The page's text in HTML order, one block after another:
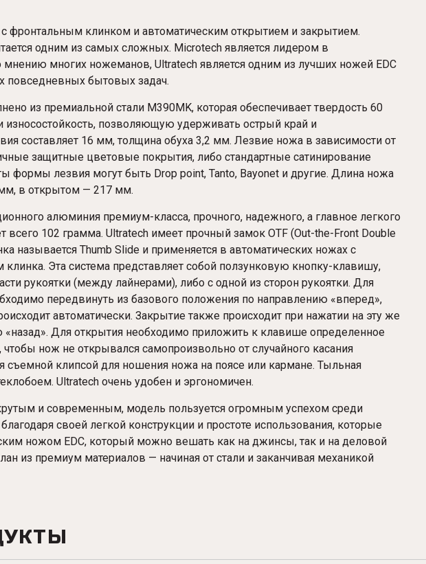
фронтальным клинком и автоматическим открытием и закрытием.
одним из самых сложных. Microtech является лидером в
мнению многих ножеманов, Ultratech является одним из лучших ножей EDC
повседневных бытовых задач.
из премиальной стали M390MK, которая обеспечивает твердость 60
позволяющую удерживать острый край и
составляет 16 мм, толщина обуха 3,2 мм. Лезвие ножа в зависимости от
защитные цветовые покрытия, либо стандартные сатинирование
формы лезвия могут быть Drop point, Tanto, Bayonet и другие. Длина ножа
в открытом — 217 мм.
алюминия премиум-класса, прочного, надежного, а главное легкого
всего 102 грамма. Ultratech имеет прочный замок OTF (Out-the-Front Double
называется Thumb Slide и применяется в автоматических ножах с
Эта система представляет собой ползунковую кнопку-клавишу,
рукоятки (между лайнерами), либо с одной из сторон рукоятки. Для
передвинуть из базового положения по направлению «вперед»,
автоматически. Закрытие также происходит при нажатии на эту же
Для открытия необходимо приложить к клавише определенное
чтобы нож не открывался самопроизвольно от случайного касания
съемной клипсой для ношения ножа на поясе или кармане. Тыльная
Ultratech очень удобен и эргономичен.
и современным, модель пользуется огромным успехом среди
своей легкой конструкции и простоте использования, которые
ножом EDC, который можно вешать как на джинсы, так и на деловой
из премиум материалов — начиная от стали и заканчивая механикой